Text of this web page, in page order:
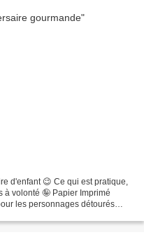
d'enfant 😉 Ce qui est pratique,
à volonté 🤪 Papier Imprimé
les personnages détourés